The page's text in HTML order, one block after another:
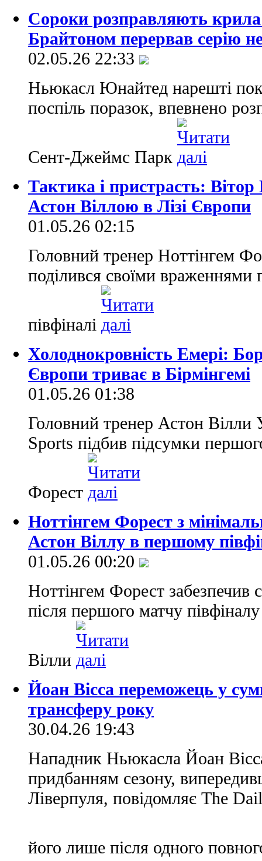
Сороки розправляють
Брайтоном перервав серію
02.05.26 22:33
Ньюкасл Юнайтед нарешті
поспіль поразок, впевнено
Сент-Джеймс Парк
Тактика і пристрасть:
Астон Віллою в Лізі Європи
01.05.26 02:15
Головний тренер Ноттінгем
поділився своїми
півфіналі
Холоднокровність Емері:
Європи триває в Бірмінгемі
01.05.26 01:38
Головний тренер Астон Вілли
Sports підбив підсумки
Форест
Ноттінгем Форест з
Астон Віллу в першому
01.05.26 00:20
Ноттінгем Форест забезпечив
після першого матчу
Вілли
Йоан Вісса переможець у
трансферу року
30.04.26 19:43
Нападник Ньюкасла Йоан
придбанням сезону,
Ліверпуля, повідомляє The
його лише після одного